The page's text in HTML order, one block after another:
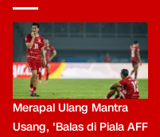
Merapal Ulang Mantra
Usang, 'Balas di Piala AFF